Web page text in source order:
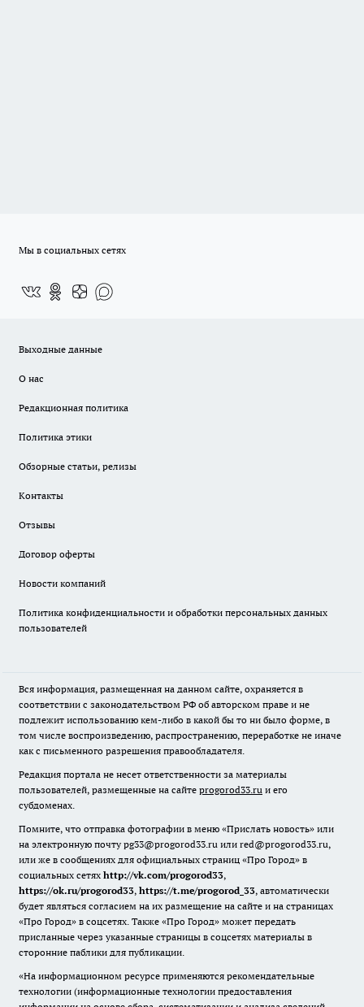
Мы в социальных сетях
Выходные данные
О нас
Редакционная политика
Политика этики
Обзорные статьи, релизы
Контакты
Отзывы
Договор оферты
Новости компаний
Политика конфиденциальности и обработки персональных данных
пользователей
Вся информация, размещенная на данном сайте, охраняется в
соответствии с законодательством РФ об авторском праве и не
подлежит использованию кем-либо в какой бы то ни было форме, в
том числе воспроизведению, распространению, переработке не иначе
как с письменного разрешения правообладателя.
Редакция портала не несет ответственности за материалы
пользователей, размещенные на сайте progorod33.ru и его
субдоменах.
Помните, что отправка фотографии в меню «Прислать новость» или
на электронную почту pg33@progorod33.ru или red@progorod33.ru,
или же в сообщениях для официальных страниц «Про Город» в
социальных сетях http://vk.com/progorod33,
https://ok.ru/progorod33, https://t.me/progorod_33, автоматически
будет являться согласием на их размещение на сайте и на страницах
«Про Город» в соцсетях. Также «Про Город» может передать
присланные через указанные страницы в соцсетях материалы в
сторонние паблики для публикации.
«На информационном ресурсе применяются рекомендательные
технологии (информационные технологии предоставления